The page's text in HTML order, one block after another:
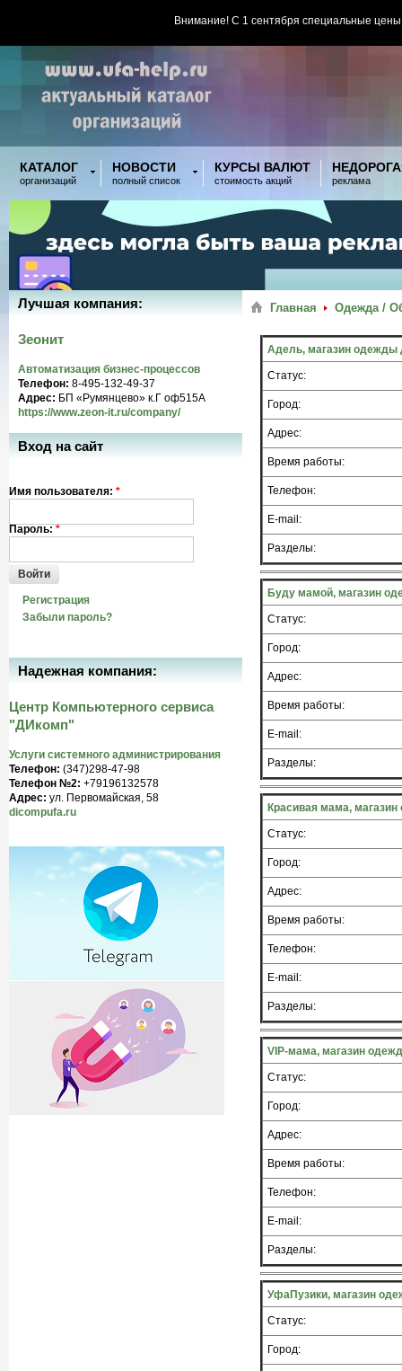
Внимание! С 1 сентября специальные
КАТАЛОГ
организаций
НОВОСТИ
полный список
КУРСЫ ВАЛЮТ
стоимость акций реклама
Главная Одежда /
Адель, магазин одежды
Статус:
Город:
Адрес:
Время работы:
Телефон:
E-mail:
Разделы:
Буду мамой, магазин
Статус:
Город:
Адрес:
Время работы:
E-mail:
Разделы:
Красивая мама,
Статус:
Город:
Адрес:
Время работы:
Телефон:
E-mail:
Разделы:
VIP-мама, магазин
Статус:
Город:
Адрес:
Время работы:
Телефон:
E-mail:
Разделы:
УфаПузики, магазин
Статус:
Город:
Лучшая компания:
Зеонит
Автоматизация бизнес-процессов
Телефон: 8-495-132-49-37
Адрес: БП «Румянцево» к.Г оф515A
https://www.zeon-it.ru/company/
Вход на сайт
Имя пользователя: *
Пароль: *
Войти
Регистрация
Забыли пароль?
Надежная компания:
Центр Компьютерного сервиса
"ДИкомп"
Услуги системного администрирования
Телефон: (347)298-47-98
Телефон №2: +79196132578
Адрес: ул. Первомайская, 58
dicompufa.ru